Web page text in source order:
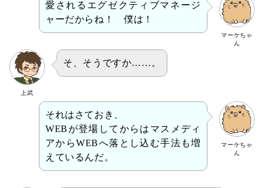
マーケちゃ
ん
愛されるエグゼクティブマネージ
ャーだからね！ 僕は！
上武
そ、そうですか……。
マーケちゃ
ん
それはさておき、
WEBが登場してからはマスメディ
アからWEBへ落とし込む手法も増
えているんだ。